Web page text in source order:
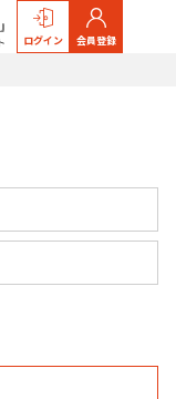
ログイン 会員登録